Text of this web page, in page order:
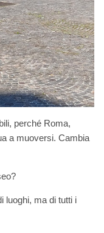
perché Roma,
a muoversi. Cambia
luoghi, ma di tutti i